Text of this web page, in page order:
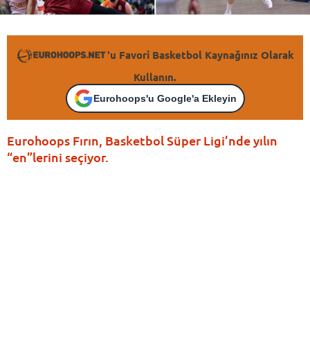
'u Favori Basketbol Kaynağınız Olarak
Kullanın.
Eurohoops'u Google'a Ekleyin
Eurohoops Fırın, Basketbol Süper Ligi’nde yılın
“en”lerini seçiyor.